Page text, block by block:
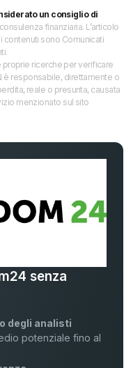
un consiglio di
finanziaria. L’articolo
contenuti sono Comunicati
ricerche per verificare
è responsabile, direttamente o
reale o presunta, causata
menzionato sul sito
senza
degli analisti
potenziale fino al